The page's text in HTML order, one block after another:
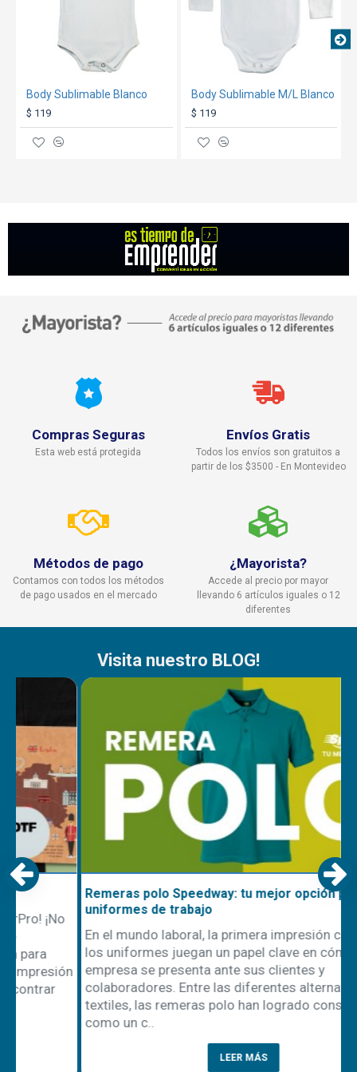
Body Sublimable Blanco
$ 119
Body Sublimable M/L Blanco
$ 119
Compras Seguras
Esta web está protegida
Envíos Gratis
Todos los envíos son gratuitos a
partir de los $3500 - En Montevideo
Métodos de pago
Contamos con todos los métodos
de pago usados en el mercado
¿Mayorista?
Accede al precio por mayor
llevando 6 artículos iguales o 12
diferentes
Visita nuestro BLOG!
Remeras polo Speedway: tu mejor opción para
uniformes de trabajo
En el mundo laboral, la primera impresión cuenta, y
los uniformes juegan un papel clave en cómo una
empresa se presenta ante sus clientes y
colaboradores. Entre las diferentes alternativas
textiles, las remeras polo han logrado consolidarse
como un c..